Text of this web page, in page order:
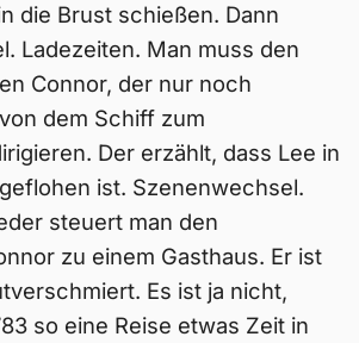
die Brust schießen. Dann
Ladezeiten. Man muss den
Connor, der nur noch
dem Schiff zum
Der erzählt, dass Lee in
ist. Szenenwechsel.
steuert man den
zu einem Gasthaus. Er ist
Es ist ja nicht,
so eine Reise etwas Zeit in